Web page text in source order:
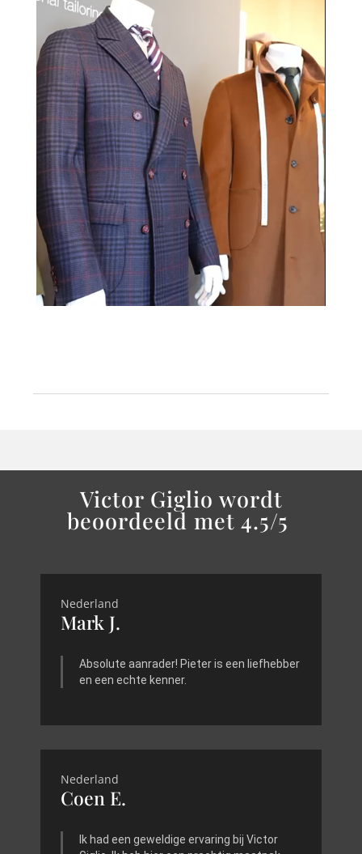
Victor Giglio wordt
beoordeeld met 4.5/5
Nederland
Mark J.
Absolute aanrader! Pieter is een liefhebber
en een echte kenner.
Nederland
Coen E.
Ik had een geweldige ervaring bij Victor